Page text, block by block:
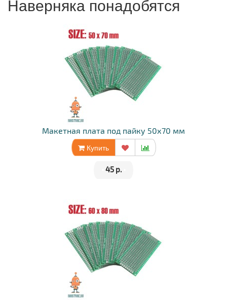
Наверняка понадобятся
Макетная плата под пайку 50х70 мм
Купить
45 р.